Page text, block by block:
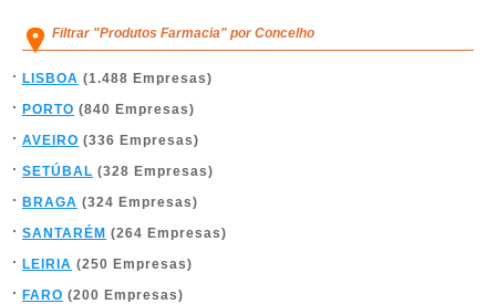
Filtrar "Produtos Farmacia" por Concelho
LISBOA (1.488 Empresas)
PORTO (840 Empresas)
AVEIRO (336 Empresas)
SETÚBAL (328 Empresas)
BRAGA (324 Empresas)
SANTARÉM (264 Empresas)
LEIRIA (250 Empresas)
FARO (200 Empresas)